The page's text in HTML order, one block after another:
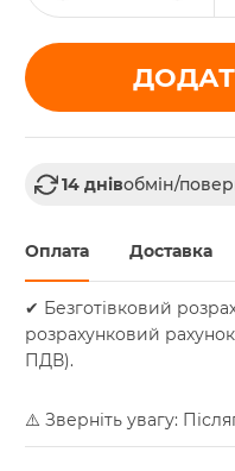
14 днівобмін/
Оплата Доставка
✔ Безготівковий
розрахунковий
ПДВ).
⚠️ Зверніть увагу: